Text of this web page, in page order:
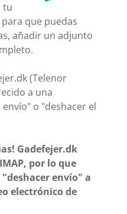
tu
que puedas
añadir un adjunto
(Telenor
a una
o "deshacer el
Gadefejer.dk
por lo que
envío" a
electrónico de